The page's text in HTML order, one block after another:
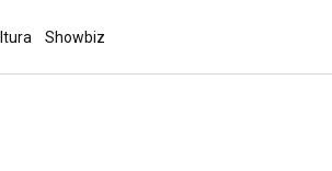
Showbiz